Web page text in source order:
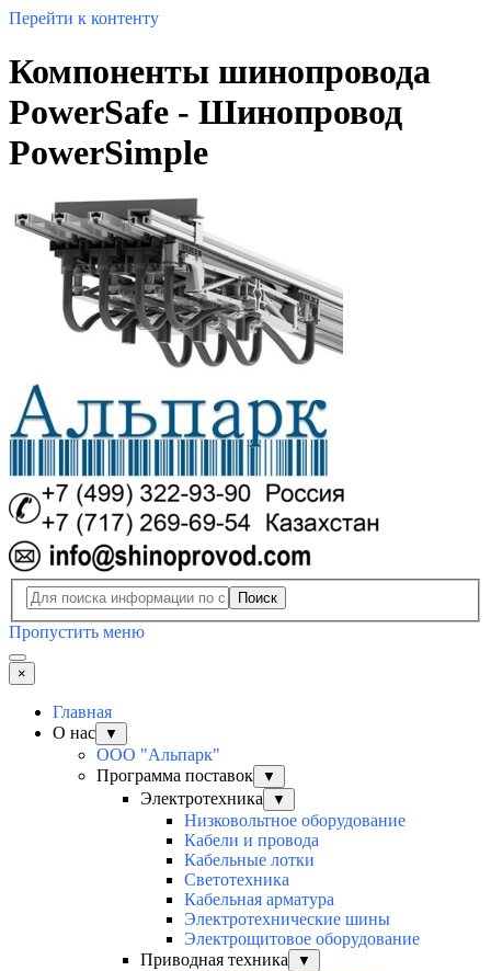
Перейти к контенту
Компоненты шинопровода
PowerSafe - Шинопровод
PowerSimple
Поиск
Пропустить меню
×
Главная
О нас
▼
ООО "Альпарк"
Программа поставок
▼
Электротехника ▼
Низковольтное оборудование
Кабели и провода
Кабельные лотки
Светотехника
Кабельная арматура
Электротехнические шины
Электрощитовое оборудование
Приводная техника
▼